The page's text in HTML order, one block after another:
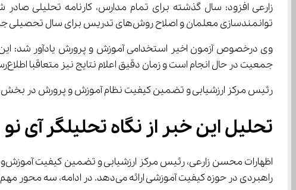
توانمندسازی معلمان و اصلاح روش‌های تدریس برای سال تحصیلی جدید در دست اجرا است.
جمعیت در حال انجام است و زمان دقیق اعلام نتایج نیز متعاقبا اطلاع‌رسانی خواهد شد.
رئیس مرکز ارزشیابی و تضمین کیفیت نظام آموزش و پرورش در بخش پایانی سخنانش، تحلیل داده‌های آموزشی و اجرای مداخلات
تحلیل این خبر از نگاه تحلیلگر آی نو
راهبردی در حوزه کیفیت آموزشی ارائه می‌دهد. در ادامه، سه محور مهم این خبر تحلیل می‌شود: